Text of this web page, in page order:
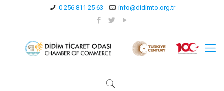
0 256 811 25 63 info@didimto.org.tr